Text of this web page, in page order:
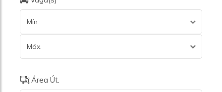
Mín.
Máx.
Área Út.